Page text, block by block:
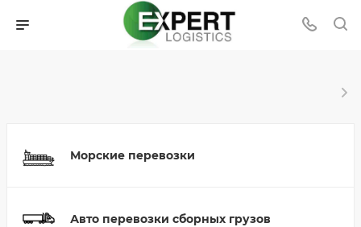
Морские перевозки
Авто перевозки сборных грузов